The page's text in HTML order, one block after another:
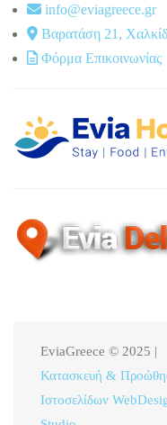
info@eviagreece.gr
Βαρατάση 21,
Φόρμα Επικοινωνίας
EviaGreece © 2025 |
Κατασκευή &
Ιστοσελίδων